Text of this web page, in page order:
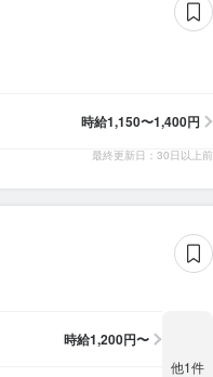
時給1,150〜1,400円
最終更新日：30日以上前
時給1,200円〜
他1件